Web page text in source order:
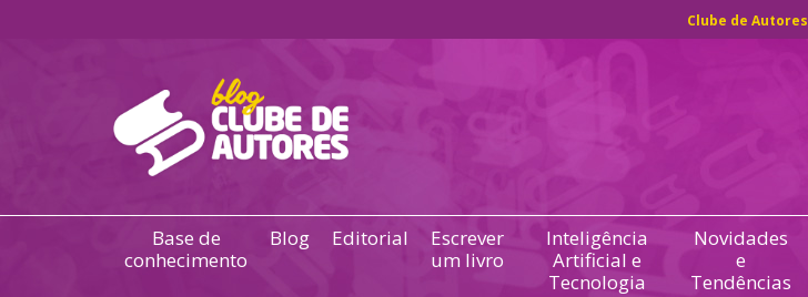
Clube de Autores
Base de
conhecimento
Blog Editorial
Escrever
um livro
Inteligência
Artificial e
Tecnologia
Novidades
e
Tendências